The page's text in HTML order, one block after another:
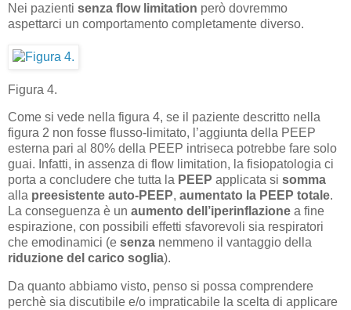
Nei pazienti senza flow limitation però dovremmo
aspettarci un comportamento completamente diverso.
Figura 4.
Come si vede nella figura 4, se il paziente descritto nella
figura 2 non fosse flusso-limitato, l’aggiunta della PEEP
esterna pari al 80% della PEEP intriseca potrebbe fare solo
guai. Infatti, in assenza di flow limitation, la fisiopatologia ci
porta a concludere che tutta la PEEP applicata si somma
alla preesistente auto-PEEP, aumentato la PEEP totale.
La conseguenza è un aumento dell’iperinflazione a fine
espirazione, con possibili effetti sfavorevoli sia respiratori
che emodinamici (e senza nemmeno il vantaggio della
riduzione del carico soglia).
Da quanto abbiamo visto, penso si possa comprendere
perchè sia discutibile e/o impraticabile la scelta di applicare